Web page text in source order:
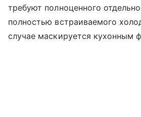
требуют полноценного
полностью встраиваемого
случае маскируется кухонным